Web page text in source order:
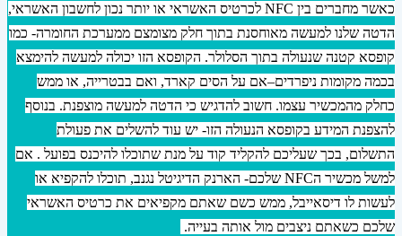
כאשר מחברים בין NFC לכרטיס האשראי או יותר נכון לחשבון האשראי,
הדטה שלנו למעשה מאוחסנת בתוך חלק מצומצם ממערכת החומרה- כמו
קופסא קטנה שנעולה בתוך הסלולר. הקופסא הזו יכולה למעשה להימצא
בכמה מקומות ניפרדים–אם על הסים קארד, ואם בבטרייה, או ממש
כחלק מהמכשיר עצמו. חשוב להדגיש כי הדטה למעשה מוצפנת. בנוסף
להצפנת המידע בקופסא הנעולה הזו- יש עוד להשלים את פעולת
התשלום, בכך שעליכם להקליד קוד על מנת שתוכלו להיכנס בפועל . אם
למשל מכשיר הNFC שלכם- הארנק הדיגיטל נגנב, תוכלו להקפיא או
לעשות לו דיסאייבל, ממש כשם שאתם מקפיאים את כרטיס האשראי
שלכם כשאתם ניצבים מול אותה בעייה.